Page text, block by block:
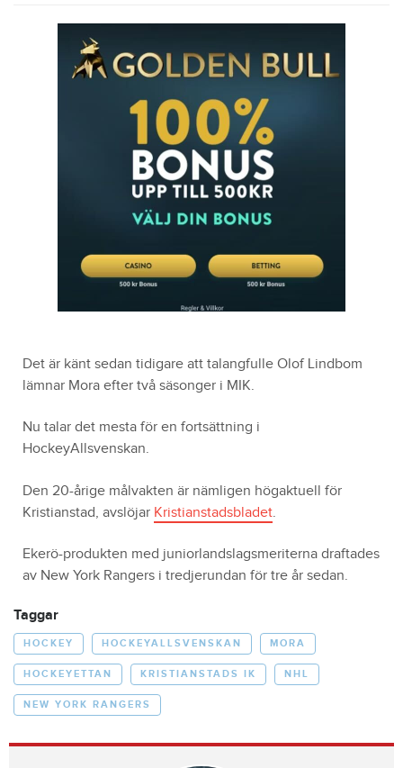
Det är känt sedan tidigare att talangfulle Olof Lindbom
lämnar Mora efter två säsonger i MIK.
Nu talar det mesta för en fortsättning i
HockeyAllsvenskan.
Den 20-årige målvakten är nämligen högaktuell för
Kristianstad, avslöjar Kristianstadsbladet.
Ekerö-produkten med juniorlandslagsmeriterna draftades
av New York Rangers i tredjerundan för tre år sedan.
Taggar
HOCKEY HOCKEYALLSVENSKAN MORA
HOCKEYETTAN KRISTIANSTADS IK NHL
NEW YORK RANGERS